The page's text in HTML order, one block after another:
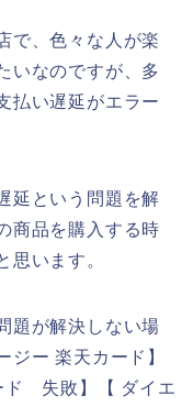
で、色々な人が楽
いなのですが、多
払い遅延がエラー
延という問題を解
商品を購入する時
思います。
題が解決しない場
ジー 楽天カード】
ド 失敗】【 ダイエ